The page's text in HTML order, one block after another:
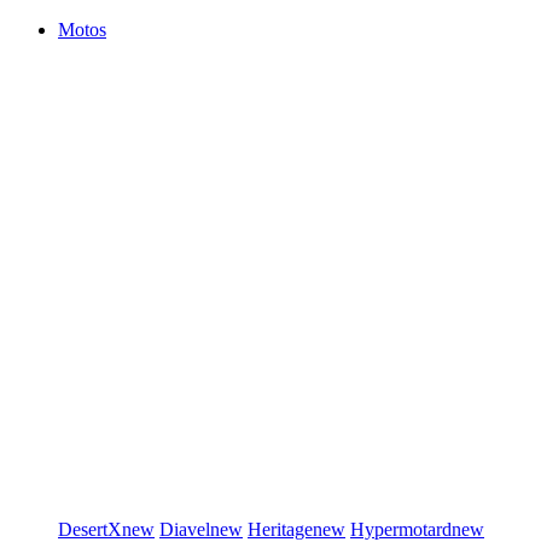
Motos
DesertXnew Diavelnew Heritagenew Hypermotardnew